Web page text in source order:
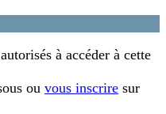
à accéder à cette
ou vous inscrire sur